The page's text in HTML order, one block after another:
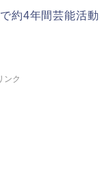
約4年間芸能活
ンク